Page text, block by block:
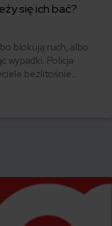
się ich bać?
blokują ruch, albo
wypadki. Policja
bezlitośnie
wręcz